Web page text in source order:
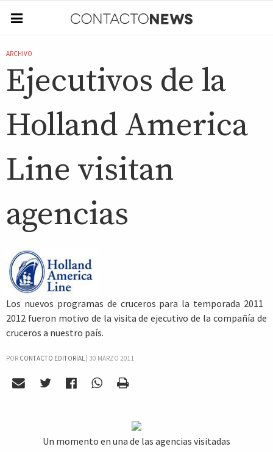
ARCHIVO
Ejecutivos de la
Holland America
Line visitan
agencias
Los nuevos programas de cruceros para la temporada 2011 
2012 fueron motivo de la visita de ejecutivo de la compañía de
cruceros a nuestro país.
POR CONTACTO EDITORIAL| 30 MARZO 2011
Un momento en una de las agencias visitadas